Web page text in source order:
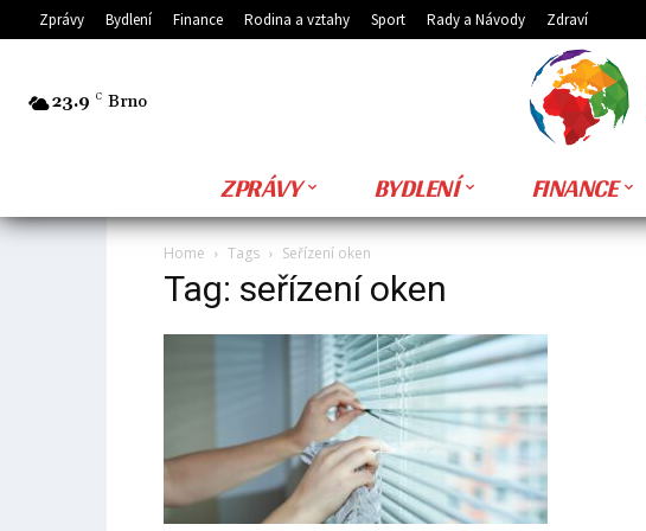
Zprávy Bydlení Finance Rodina a vztahy Sport Rady a Návody Zdraví
23.9 C Brno
ZPRÁVY BYDLENÍ FINANCE
Home Tags Seřízení oken
Tag: seřízení oken